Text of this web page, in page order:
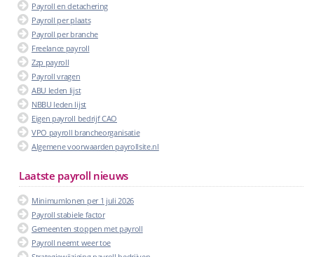
Payroll en detachering
Payroll per plaats
Payroll per branche
Freelance payroll
Zzp payroll
Payroll vragen
ABU leden lijst
NBBU leden lijst
Eigen payroll bedrijf CAO
VPO payroll brancheorganisatie
Algemene voorwaarden payrollsite.nl
Laatste payroll nieuws
Minimumlonen per 1 juli 2026
Payroll stabiele factor
Gemeenten stoppen met payroll
Payroll neemt weer toe